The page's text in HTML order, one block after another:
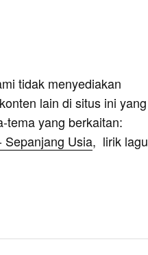
tidak menyediakan
lain di situs ini yang
tema yang berkaitan:
Sepanjang Usia, lirik lagu